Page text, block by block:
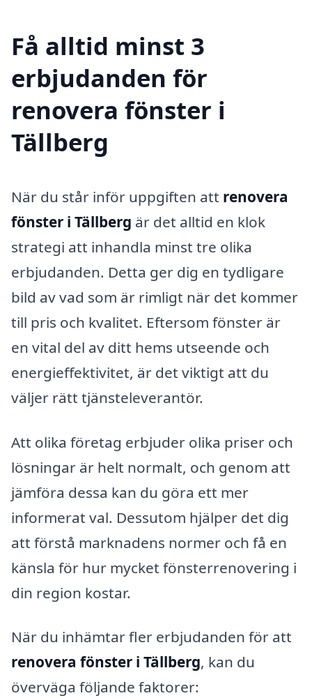
Få alltid minst 3
erbjudanden för
renovera fönster i
Tällberg
När du står inför uppgiften att renovera
fönster i Tällberg är det alltid en klok
strategi att inhandla minst tre olika
erbjudanden. Detta ger dig en tydligare
bild av vad som är rimligt när det kommer
till pris och kvalitet. Eftersom fönster är
en vital del av ditt hems utseende och
energieffektivitet, är det viktigt att du
väljer rätt tjänsteleverantör.
Att olika företag erbjuder olika priser och
lösningar är helt normalt, och genom att
jämföra dessa kan du göra ett mer
informerat val. Dessutom hjälper det dig
att förstå marknadens normer och få en
känsla för hur mycket fönsterrenovering i
din region kostar.
När du inhämtar fler erbjudanden för att
renovera fönster i Tällberg, kan du
överväga följande faktorer: